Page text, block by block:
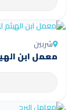
شربين